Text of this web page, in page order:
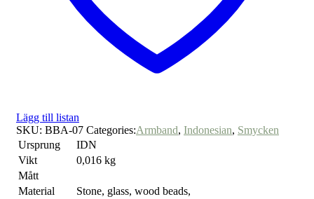
Lägg till listan
SKU: BBA-07 Categories:Armband, Indonesian, Smycken
Ursprung
IDN
Vikt
0,016 kg
Mått
Material
Stone, glass, wood beads,